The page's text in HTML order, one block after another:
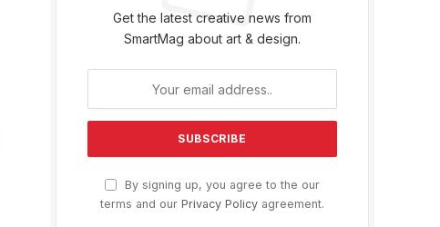
Get the latest creative news from
SmartMag about art & design.
By signing up, you agree to the our
terms and our Privacy Policy agreement.